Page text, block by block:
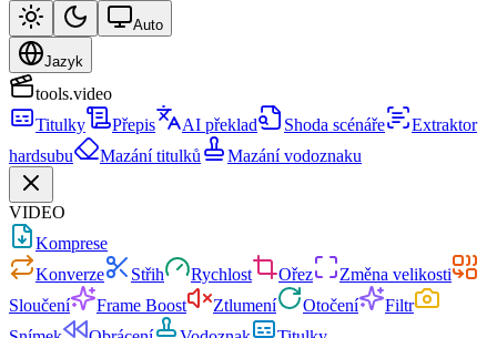
Auto
Jazyk
tools.video
Titulky
Přepis AI překlad Shoda scénáře
Extraktor
hardsubu
Mazání titulků Mazání vodoznaku
VIDEO
Komprese
Konverze
Střih Rychlost Ořez
Změna velikosti
Sloučení
Frame Boost Ztlumení Otočení
Filtr